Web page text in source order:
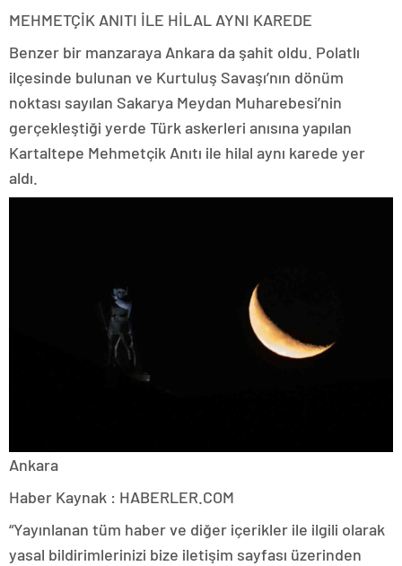
MEHMETÇİK ANITI İLE HİLAL AYNI KAREDE
Benzer bir manzaraya Ankara da şahit oldu. Polatlı
ilçesinde bulunan ve Kurtuluş Savaşı’nın dönüm
noktası sayılan Sakarya Meydan Muharebesi’nin
gerçekleştiği yerde Türk askerleri anısına yapılan
Kartaltepe Mehmetçik Anıtı ile hilal aynı karede yer
aldı.
Ankara
Haber Kaynak : HABERLER.COM
“Yayınlanan tüm haber ve diğer içerikler ile ilgili olarak
yasal bildirimlerinizi bize iletişim sayfası üzerinden